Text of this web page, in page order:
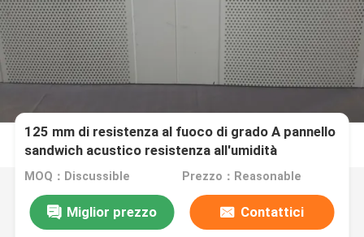
125 mm di resistenza al fuoco di grado A pannello
sandwich acustico resistenza all'umidità
MOQ：Discussible Prezzo：Reasonable
Miglior prezzo Contattici